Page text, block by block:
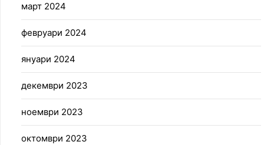
март 2024
февруари 2024
януари 2024
декември 2023
ноември 2023
октомври 2023